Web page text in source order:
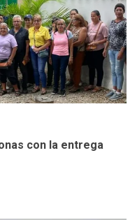
con la entrega